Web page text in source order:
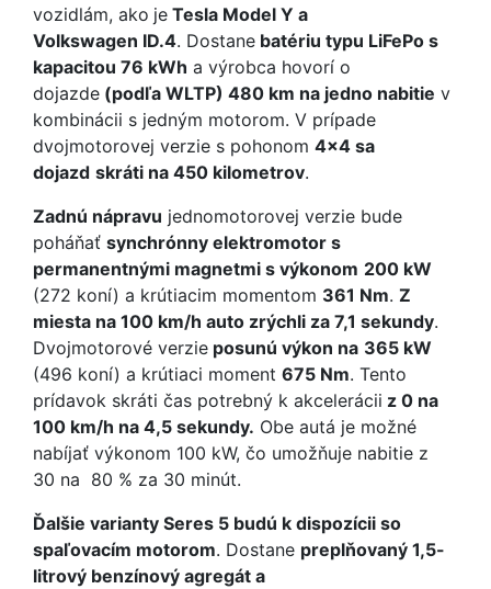
vozidlám, ako je Tesla Model Y a
Volkswagen ID.4. Dostane batériu typu LiFePo s
kapacitou 76 kWh a výrobca hovorí o
dojazde (podľa WLTP) 480 km na jedno nabitie v
kombinácii s jedným motorom. V prípade
dvojmotorovej verzie s pohonom 4x4 sa
dojazd skráti na 450 kilometrov.
Zadnú nápravu jednomotorovej verzie bude
poháňať synchrónny elektromotor s
permanentnými magnetmi s výkonom 200 kW
(272 koní) a krútiacim momentom 361 Nm. Z
miesta na 100 km/h auto zrýchli za 7,1 sekundy.
Dvojmotorové verzie posunú výkon na 365 kW
(496 koní) a krútiaci moment 675 Nm. Tento
prídavok skráti čas potrebný k akcelerácii z 0 na
100 km/h na 4,5 sekundy. Obe autá je možné
nabíjať výkonom 100 kW, čo umožňuje nabitie z
30 na 80 % za 30 minút.
Ďalšie varianty Seres 5 budú k dispozícii so
spaľovacím motorom. Dostane preplňovaný 1,5-
litrový benzínový agregát a